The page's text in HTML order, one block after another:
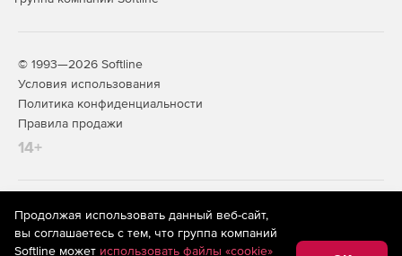
© 1993—2026 Softline
Условия использования
Политика конфиденциальности
Правила продажи
14+
На информационном ресурсе store.softline.ru применяются
рекомендательные технологии
(информационные технологии
предоставления информации на основе сбора,
Продолжая использовать данный веб-сайт,
вы соглашаетесь с тем, что группа компаний
Softline может использовать файлы «cookie»